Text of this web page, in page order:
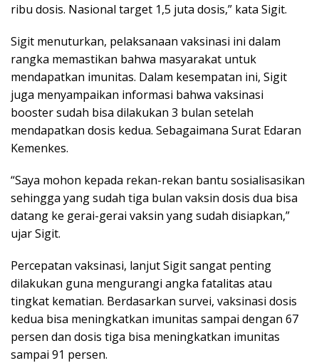
ribu dosis. Nasional target 1,5 juta dosis,” kata Sigit.
Sigit menuturkan, pelaksanaan vaksinasi ini dalam
rangka memastikan bahwa masyarakat untuk
mendapatkan imunitas. Dalam kesempatan ini, Sigit
juga menyampaikan informasi bahwa vaksinasi
booster sudah bisa dilakukan 3 bulan setelah
mendapatkan dosis kedua. Sebagaimana Surat Edaran
Kemenkes.
“Saya mohon kepada rekan-rekan bantu sosialisasikan
sehingga yang sudah tiga bulan vaksin dosis dua bisa
datang ke gerai-gerai vaksin yang sudah disiapkan,”
ujar Sigit.
Percepatan vaksinasi, lanjut Sigit sangat penting
dilakukan guna mengurangi angka fatalitas atau
tingkat kematian. Berdasarkan survei, vaksinasi dosis
kedua bisa meningkatkan imunitas sampai dengan 67
persen dan dosis tiga bisa meningkatkan imunitas
sampai 91 persen.